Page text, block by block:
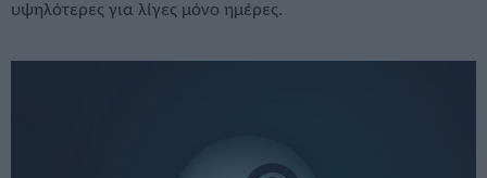
υψηλότερες για λίγες μόνο ημέρες.